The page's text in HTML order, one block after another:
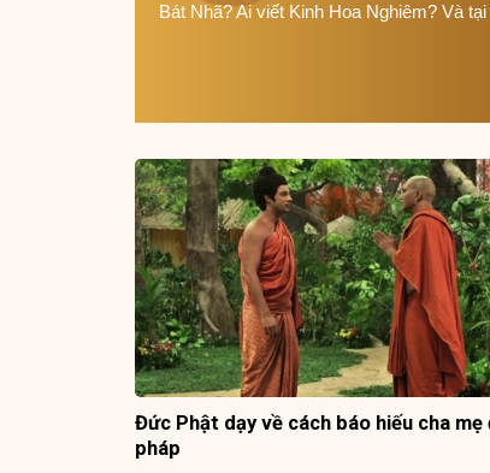
Bát Nhã? Ai viết Kinh Hoa Nghiêm? Và
Đức Phật dạy về cách báo hiếu cha mẹ
pháp